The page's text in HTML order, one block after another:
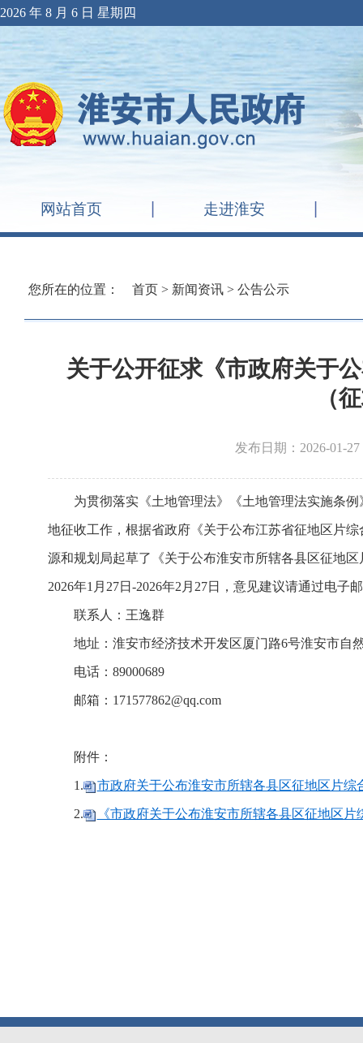
2026 年 8 月 6 日 星期四
网站首页 走进淮安
您所在的位置： 首页 > 新闻资讯 > 公告公示
关于公开征求《市政府关于
（
发布日期：2026-
为贯彻落实《土地管理法》《土地管理法实施条
地征收工作，根据省政府《关于公布江苏省征地区片
源和规划局起草了《关于公布淮安市所辖各县区征地
2026年1月27日-2026年2月27日，意见建议请通过电
联系人：王逸群
地址：淮安市经济技术开发区厦门路6号淮安市自
电话：89000689
邮箱：171577862@qq.com
附件：
1. 市政府关于公布淮安市所辖各县区征地区片综
2. 《市政府关于公布淮安市所辖各县区征地区